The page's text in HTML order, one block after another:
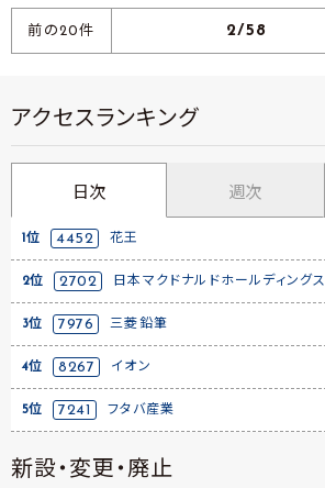
前の20件 2/58
アクセスランキング
日次 週次
1位 4452 花王
2位 2702 日本マクドナルドホールディングス
3位 7976 三菱鉛筆
4位 8267 イオン
5位 7241 フタバ産業
新設・変更・廃止